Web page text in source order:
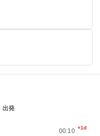
出発
00:10 +1d